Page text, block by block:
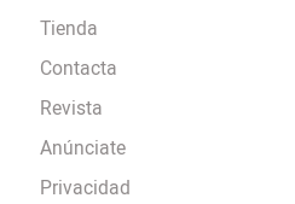
Tienda
Contacta
Revista
Anúnciate
Privacidad